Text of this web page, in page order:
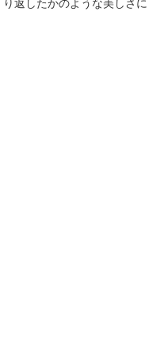
返したかのような美しさに